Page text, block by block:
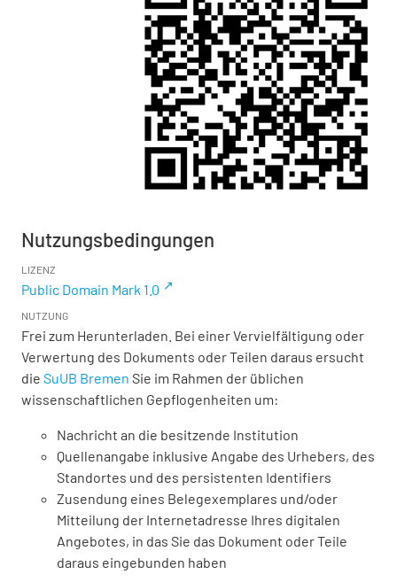
Nutzungsbedingungen
LIZENZ
Public Domain Mark 1.0
NUTZUNG
Frei zum Herunterladen. Bei einer Vervielfältigung oder
Verwertung des Dokuments oder Teilen daraus ersucht
die SuUB Bremen Sie im Rahmen der üblichen
wissenschaftlichen Gepflogenheiten um:
Nachricht an die besitzende Institution
Quellenangabe inklusive Angabe des Urhebers, des
Standortes und des persistenten Identifiers
Zusendung eines Belegexemplares und/oder
Mitteilung der Internetadresse Ihres digitalen
Angebotes, in das Sie das Dokument oder Teile
daraus eingebunden haben